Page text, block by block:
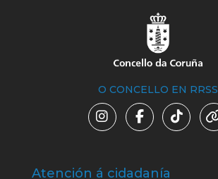
O CONCELLO EN RRSS
Atención á cidadanía